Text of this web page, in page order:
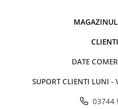
cabluri USB, prelungitoare USB
Cablu de date si AdaptoareCLIENTI
DATE
SUPORT CLIENTI LUNI -
03744